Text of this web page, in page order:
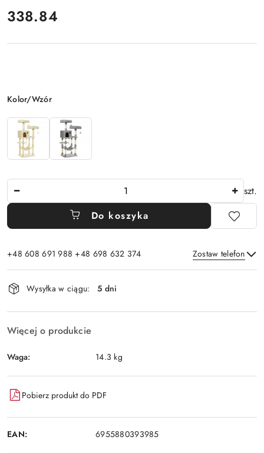
cena:
338.84
Wariant
Kolor/Wzór
szt.
Do koszyka
+48 608 691 988 +48 698 632 374 Zostaw telefon
Dostępność
i
dostawa
Wysyłka w ciągu: 5 dni
Więcej o produkcie
Waga: 14.3 kg
Pobierz produkt do PDF
EAN: 6955880393985